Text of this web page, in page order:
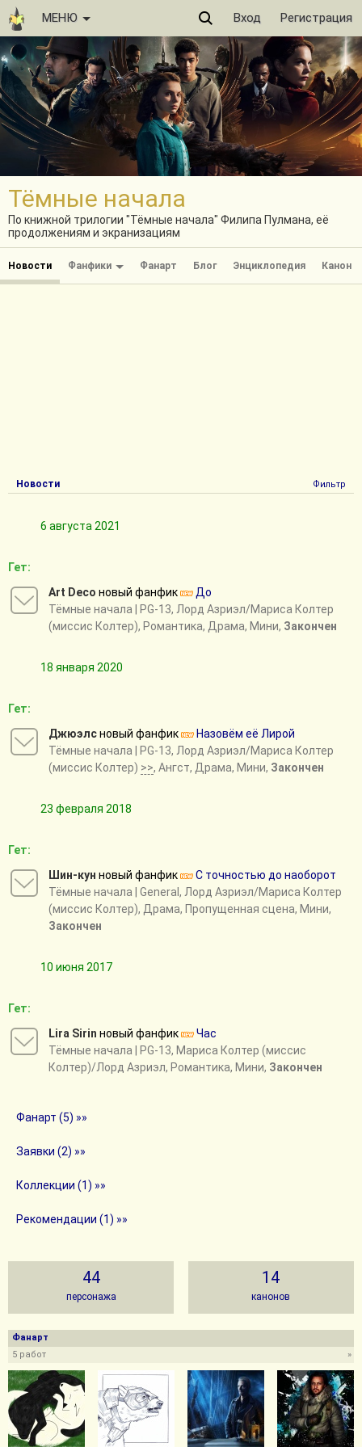
МЕНЮ Вход Регистрация
Тёмные начала
По книжной трилогии "Тёмные начала" Филипа Пулмана, её
продолжениям и экранизациям
Новости Фанфики Фанарт Блог Энциклопедия Канон
Новости Фильтр
6 августа 2021
Гет:
Art Deco новый фанфик
До
Тёмные начала | PG-13, Лорд Азриэл/Мариса Колтер
(миссис Колтер), Романтика, Драма, Мини, Закончен
18 января 2020
Гет:
Джюэлсновый фанфик
Назовём её Лирой
Тёмные начала | PG-13, Лорд Азриэл/Мариса Колтер
(миссис Колтер) >>, Ангст, Драма, Мини, Закончен
23 февраля 2018
Гет:
Шин-кун новый фанфик
С точностью до наоборот
Тёмные начала | General, Лорд Азриэл/Мариса Колтер
(миссис Колтер), Драма, Пропущенная сцена, Мини,
Закончен
10 июня 2017
Гет:
Lira Sirin новый фанфик
Час
Тёмные начала | PG-13, Мариса Колтер (миссис
Колтер)/Лорд Азриэл, Романтика, Мини, Закончен
Фанарт (5) »»
Заявки (2) »»
Коллекции (1) »»
Рекомендации (1) »»
44
персонажа
14
канонов
Фанарт
»
5 работ